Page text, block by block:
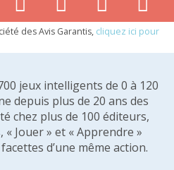
des Avis Garantis, cliquez ici pour
jeux intelligents de 0 à 120
depuis plus de 20 ans des
chez plus de 100 éditeurs,
Jouer » et « Apprendre »
d’une même action.